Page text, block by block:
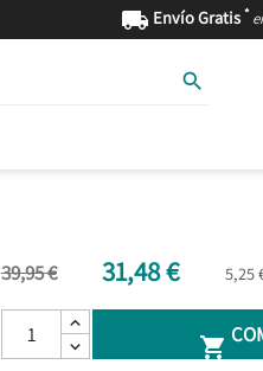
 Envío Gratis *

39,95 € 31,48 € 5,25
